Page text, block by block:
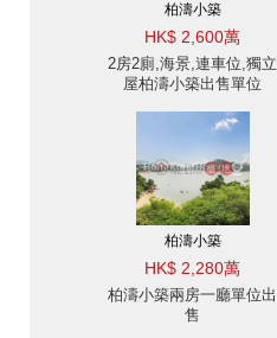
柏濤小築
HK$ 2,600萬
2房2廁,海景,連車位,獨立
屋柏濤小築出售單位
柏濤小築
HK$ 2,280萬
柏濤小築兩房一廳單位出
售